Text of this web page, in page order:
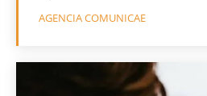
AGENCIA COMUNICAE